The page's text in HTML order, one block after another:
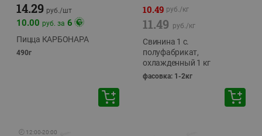
14.29 руб./шт
10.00 руб. за 6
Пицца КАРБОНАРА
490г
10.49 руб./кг
11.49 руб./кг
Свинина 1 с.
полуфабрикат,
охлажденный 1 кг
фасовка: 1-2кг
🕘 12:00-20:00